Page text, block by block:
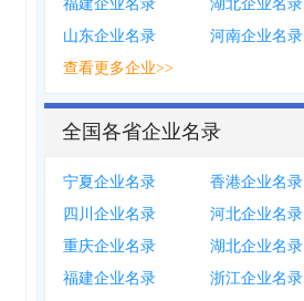
福建企业名录
湖北企业名录
山东企业名录
河南企业名录
查看更多企业>>
全国各省企业名录
宁夏企业名录
香港企业名录
四川企业名录
河北企业名录
重庆企业名录
湖北企业名录
福建企业名录
浙江企业名录